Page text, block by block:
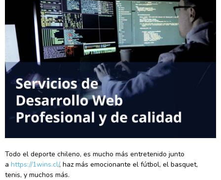
Todo el deporte chileno, es mucho más entretenido junto
a https://1wins.cl/, haz más emocionante el fútbol, el basquet,
tenis, y muchos más.